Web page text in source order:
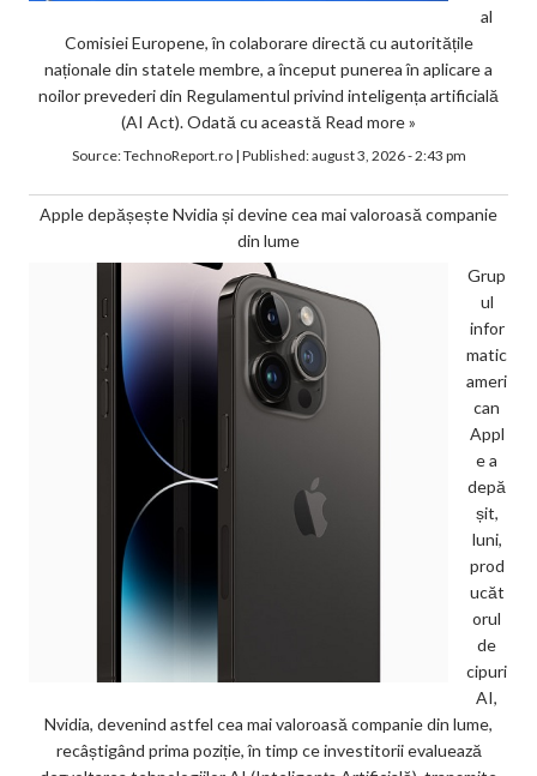
al
Comisiei Europene, în colaborare directă cu autoritățile
naționale din statele membre, a început punerea în aplicare a
noilor prevederi din Regulamentul privind inteligența artificială
(AI Act). Odată cu această Read more »
Source:TechnoReport.ro| Published:august 3, 2026 - 2:43 pm
Apple depășește Nvidia și devine cea mai valoroasă companie
din lume
Grup
ul
infor
matic
ameri
can
Appl
e a
depă
șit,
luni,
prod
ucăt
orul
de
cipuri
AI,
Nvidia, devenind astfel cea mai valoroasă companie din lume,
recâștigând prima poziție, în timp ce investitorii evaluează